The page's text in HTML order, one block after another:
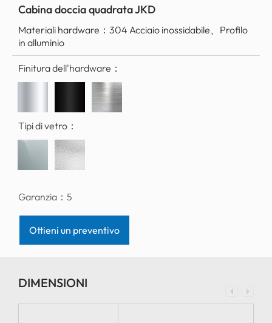
Cabina doccia quadrata JKD
Materiali hardware： 304 Acciaio inossidabile、Profilo
in alluminio
Finitura dell'hardware：
Tipi di vetro：
Garanzia： 5
Ottieni un preventivo
DIMENSIONI